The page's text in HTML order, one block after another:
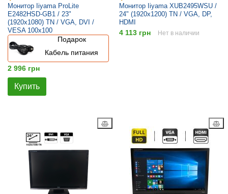
Монитор Iiyama ProLite
E2482HSD-GB1 / 23"
(1920x1080) TN / VGA, DVI /
VESA 100x100
Подарок
Кабель питания
2 996 грн
Купить
Монитор Iiyama XUB2495WSU /
24" (1920x1200) TN / VGA, DP,
HDMI
4 113 грн Нет в наличии